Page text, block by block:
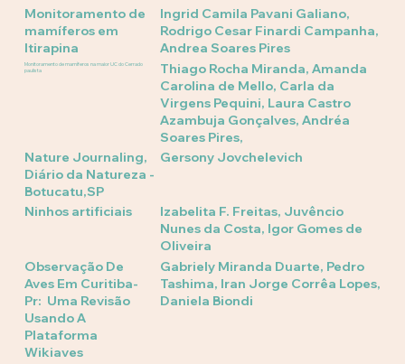
Monitoramento de
mamíferos em
Itirapina
Ingrid Camila Pavani Galiano,
Rodrigo Cesar Finardi Campanha,
Andrea Soares Pires
Monitoramento de mamíferos na maior UC do Cerrado
paulista
Thiago Rocha Miranda, Amanda
Carolina de Mello, Carla da
Virgens Pequini, Laura Castro
Azambuja Gonçalves, Andréa
Soares Pires,
Nature Journaling,
Diário da Natureza -
Botucatu,SP
Gersony Jovchelevich
Ninhos artificiais
Izabelita F. Freitas, Juvêncio
Nunes da Costa, Igor Gomes de
Oliveira
Observação De
Aves Em Curitiba-
Pr: Uma Revisão
Usando A
Plataforma
Wikiaves
Gabriely Miranda Duarte, Pedro
Tashima, Iran Jorge Corrêa Lopes,
Daniela Biondi